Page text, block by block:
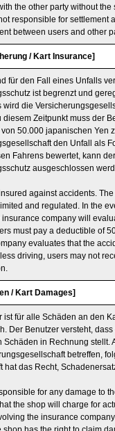
the other party without the
responsible for settlement
between users and other
/ Kart Insurance]
für den Fall eines Unfalls
ist begrenzt und
wird die
diesem Zeitpunkt muss der
50.000 japanischen Yen
den Unfall als
Fahrens bewertet, kann
ausgeschlossen
against accidents.
and regulated. In the
company will
must pay a deductible of
evaluates that the
driving, users may not
/ Kart Damages]
ist für alle Schäden an den
Der Benutzer versteht,
Schäden in Rechnung stellt.
betreffen,
hat das Recht,
for any damage to
the shop will charge for
the insurance